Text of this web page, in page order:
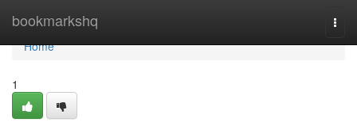
bookmarkshq
Home
Home
1